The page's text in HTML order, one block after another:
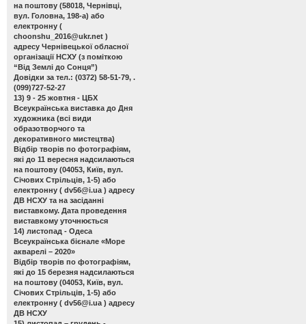
на поштову (58018, Чернівці,
вул. Головна, 198-а) або
електронну (
choonshu_2016@ukr.net )
адресу Чернівецької обласної
організації НСХУ (з поміткою
“Від Землі до Сонця”)
Довідки за тел.: (0372) 58-51-79, .
(099)727-52-27
13) 9 - 25 жовтня - ЦБХ
Всеукраїнська виставка до Дня
художника (всі види
образотворчого та
декоративного мистецтва)
Відбір творів по фотографіям,
які до 11 вересня надсилаються
на поштову (04053, Київ, вул.
Січових Стрільців, 1-5) або
електронну ( dv56@i.ua ) адресу
ДВ НСХУ та на засіданні
виставкому. Дата проведення
виставкому уточнюється
14) листопад - Одеса
Всеукраїнська бієнале «Море
акварелі – 2020»
Відбір творів по фотографіям,
які до 15 березня надсилаються
на поштову (04053, Київ, вул.
Січових Стрільців, 1-5) або
електронну ( dv56@i.ua ) адресу
ДВ НСХУ